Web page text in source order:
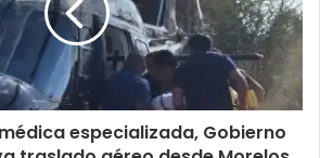
especializada, Gobierno